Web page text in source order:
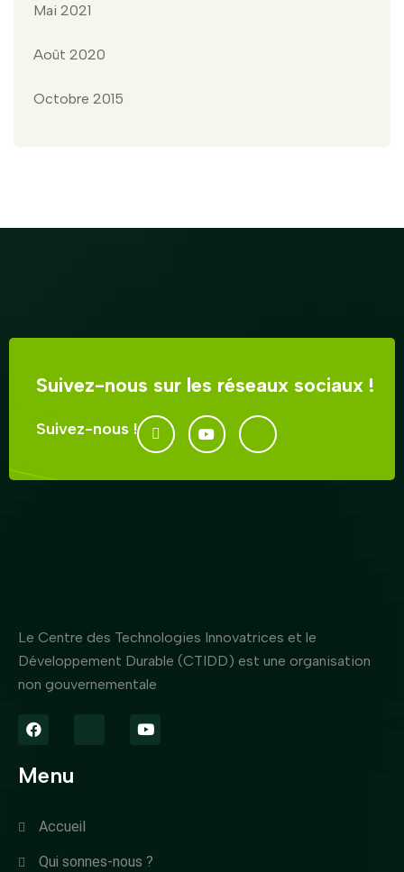
Mai 2021
Août 2020
Octobre 2015
Suivez-nous sur les réseaux sociaux !
Suivez-nous !
Le Centre des Technologies Innovatrices et le
Développement Durable (CTIDD) est une organisation
non gouvernementale
Menu
Accueil
Qui sonnes-nous ?